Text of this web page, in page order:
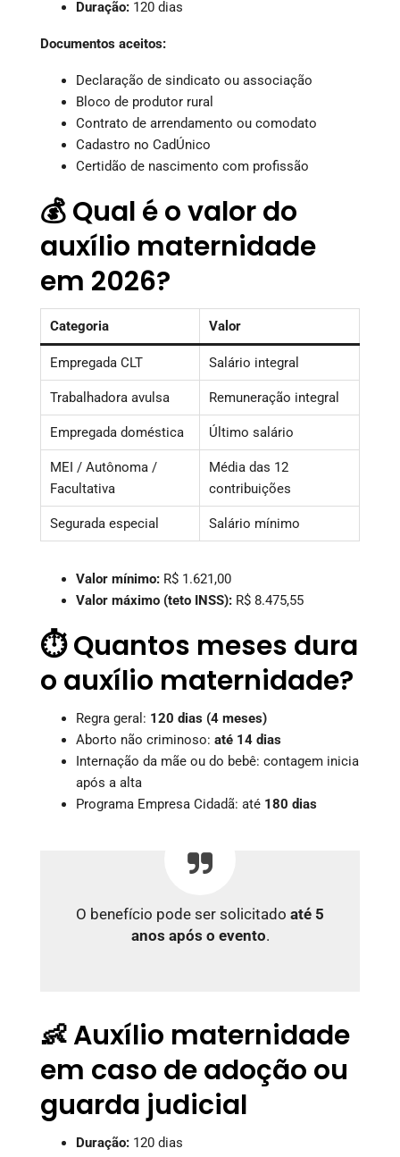
Duração: 120 dias
Documentos aceitos:
Declaração de sindicato ou associação
Bloco de produtor rural
Contrato de arrendamento ou comodato
Cadastro no CadÚnico
Certidão de nascimento com profissão
💰 Qual é o valor do
auxílio maternidade
em 2026?
Categoria Valor
Empregada CLT Salário integral
Trabalhadora avulsa Remuneração integral
Empregada doméstica Último salário
MEI / Autônoma /
Facultativa
Média das 12
contribuições
Segurada especial Salário mínimo
Valor mínimo: R$ 1.621,00
Valor máximo (teto INSS): R$ 8.475,55
⏱️ Quantos meses dura
o auxílio maternidade?
Regra geral: 120 dias (4 meses)
Aborto não criminoso: até 14 dias
Internação da mãe ou do bebê: contagem inicia
após a alta
Programa Empresa Cidadã: até 180 dias
O benefício pode ser solicitado até 5
anos após o evento.
👶 Auxílio maternidade
em caso de adoção ou
guarda judicial
Duração: 120 dias